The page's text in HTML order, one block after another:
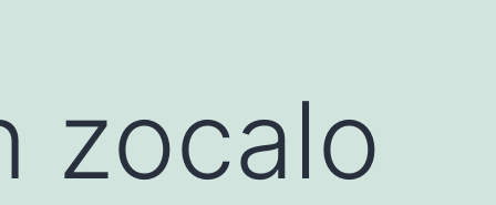
zocalo